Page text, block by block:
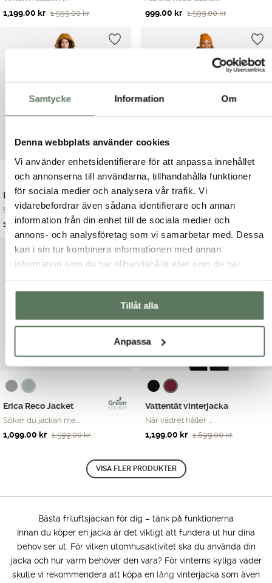
Samtycke Information Om
Denna webbplats använder cookies
Vi använder enhetsidentifierare för att anpassa innehållet
och annonserna till användarna, tillhandahålla funktioner
för sociala medier och analysera vår trafik. Vi
vidarebefordrar även sådana identifierare och annan
information från din enhet till de sociala medier och
annons- och analysföretag som vi samarbetar med. Dessa
kan i sin tur kombinera informationen med annan
information som du har tillhandahållit eller som de har
Tillåt alla
Anpassa
1,599.00kr
Det
1,199.00 kr
Det
1,599.00kr
Det
999.00 kr
Det
Ellen Reco Jacket
Ellen Reco Jacket ...
1,599.00 kr
Det
ursprungliga
priset
var:
1,199.00kr
Det
nuvarande
priset
Deyna Reco Coat
Letar du efter en ...
1,599.00 kr
Erica Reco Jacket
Söker du jackan me...
1,599.00kr
Det
1,099.00 kr
Det
Vattentät vinterjacka
När vädret håller ...
1,699.00kr
Det
priset
var:
1,199.00 kr
Det
priset
är:
VISA FLER PRODUKTER
Bästa friluftsjackan för dig – tänk på funktionerna
Innan du köper en jacka är det viktigt att fundera ut hur dina
behov ser ut. För vilken utomhusaktivitet ska du använda din
jacka och hur varm behöver den vara? För vinterns kyliga väder
skulle vi rekommendera att köpa en lång vinterjacka som även